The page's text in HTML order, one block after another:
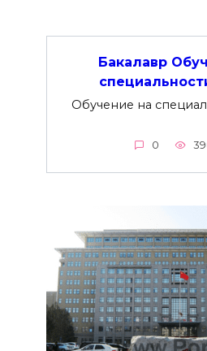
Бакалавр
Обучение на
0